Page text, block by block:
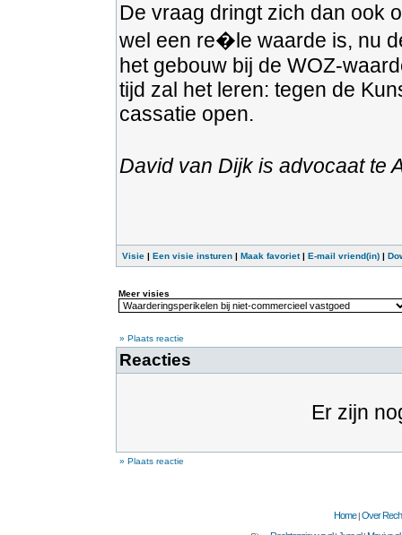
De vraag dringt zich dan ook
wel een re�le waarde is, nu
het gebouw bij de WOZ-
tijd zal het leren: tegen de
cassatie open.
David van Dijk is advocaat te
Visie | Een visie insturen | Maak favoriet| E-mail vriend(in) |
Meer visies
» Plaats reactie
Reacties
Er zijn
» Plaats reactie
Home|Over